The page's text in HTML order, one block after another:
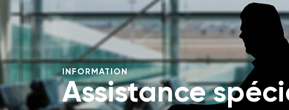
INFORMATION
Assistance